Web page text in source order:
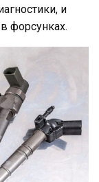
и
форсунках.